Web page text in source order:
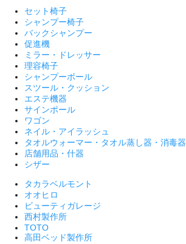
セット椅子
シャンプー椅子
バックシャンプー
促進機
ミラー・ドレッサー
理容椅子
シャンプーボール
スツール・クッション
エステ機器
サインポール
ワゴン
ネイル・アイラッシュ
タオルウォーマー・タオル蒸し器・消毒器
店舗用品・什器
シザー
タカラベルモント
オオヒロ
ビューティガレージ
西村製作所
TOTO
高田ベッド製作所